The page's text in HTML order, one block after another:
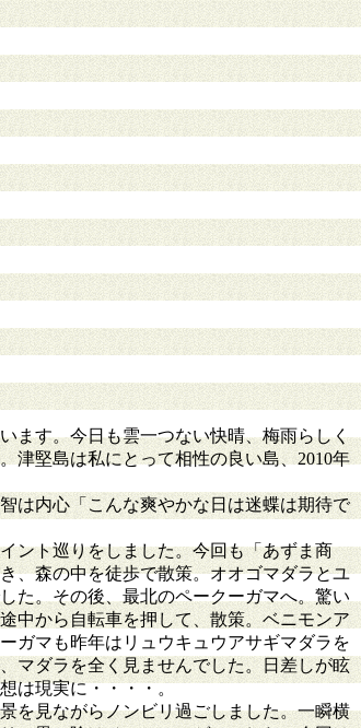
ます。今日も雲一つない快晴、梅雨らしく
津堅島は私にとって相性の良い島、2010年
は内心「こんな爽やかな日は迷蝶は期待で
ント巡りをしました。今回も「あずま商
、森の中を徒歩で散策。オオゴマダラとユ
た。その後、最北のペークーガマへ。驚い
中から自転車を押して、散策。ベニモンア
ガマも昨年はリュウキュウアサギマダラを
マダラを全く見ませんでした。日差しが眩
は現実に・・・・。
を見ながらノンビリ過ごしました。一瞬横